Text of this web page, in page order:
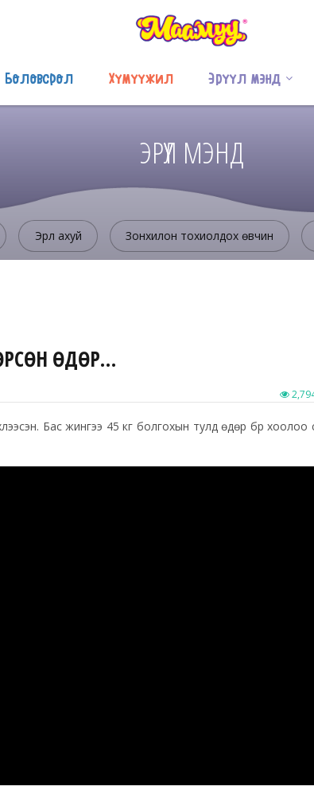
Боловсрол Хүмүүжил Эрүүл мэнд
ЭРҮҮЛ МЭНД
Эрүүл ахуй Зонхилон тохиолдох өвчин
ӨДӨР…
Бас жингээ 45 кг болгохын тулд өдөр бүр хоолоо